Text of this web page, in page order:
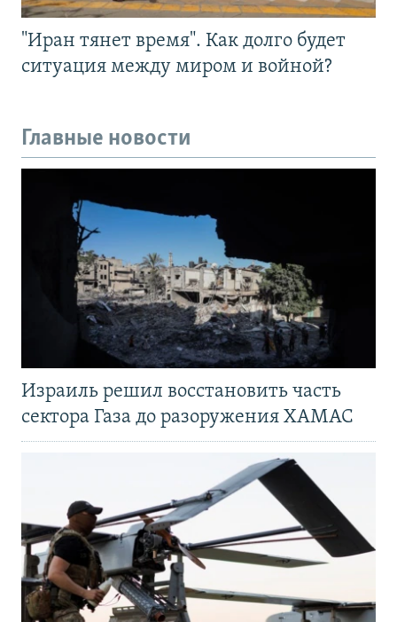
"Иран тянет время". Как долго будет
ситуация между миром и войной?
Главные новости
Израиль решил восстановить часть
сектора Газа до разоружения ХАМАС